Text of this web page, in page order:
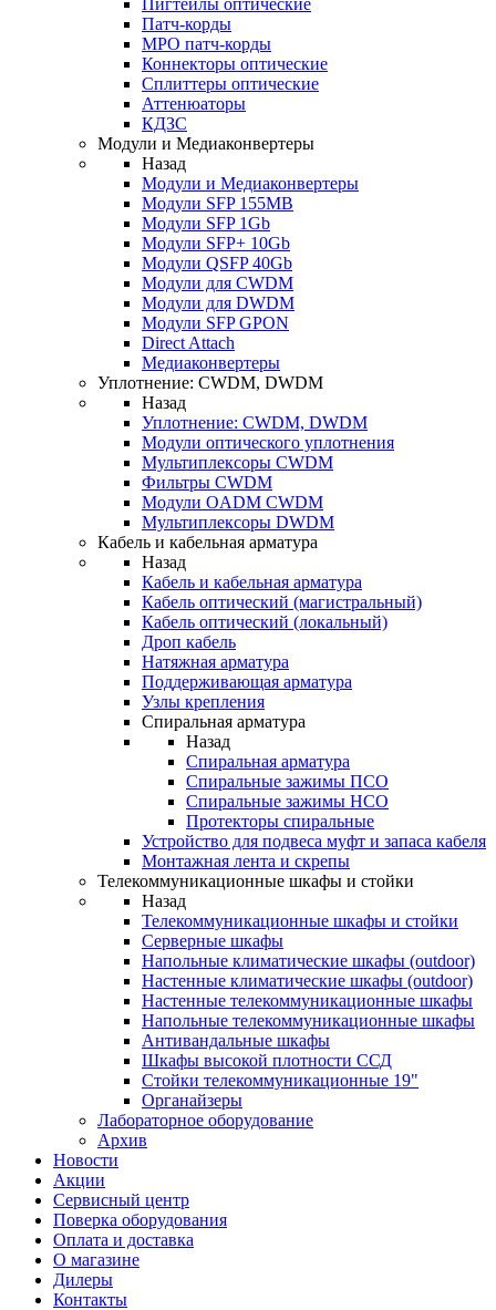
Пигтейлы оптические
Патч-корды
MPO патч-корды
Коннекторы оптические
Сплиттеры оптические
Аттенюаторы
КДЗС
Модули и Медиаконвертеры
Назад
Модули и Медиаконвертеры
Модули SFP 155MB
Модули SFP 1Gb
Модули SFP+ 10Gb
Модули QSFP 40Gb
Модули для CWDM
Модули для DWDM
Модули SFP GPON
Direct Attach
Медиаконвертеры
Уплотнение: CWDM, DWDM
Назад
Уплотнение: CWDM, DWDM
Модули оптического уплотнения
Мультиплексоры CWDM
Фильтры CWDM
Модули OADM CWDM
Мультиплексоры DWDM
Кабель и кабельная арматура
Назад
Кабель и кабельная арматура
Кабель оптический (магистральный)
Кабель оптический (локальный)
Дроп кабель
Натяжная арматура
Поддерживающая арматура
Узлы крепления
Спиральная арматура
Назад
Спиральная арматура
Спиральные зажимы ПСО
Спиральные зажимы НСО
Протекторы спиральные
Устройство для подвеса муфт и запаса кабеля
Монтажная лента и скрепы
Телекоммуникационные шкафы и стойки
Назад
Телекоммуникационные шкафы и стойки
Серверные шкафы
Напольные климатические шкафы (outdoor)
Настенные климатические шкафы (outdoor)
Настенные телекоммуникационные шкафы
Напольные телекоммуникационные шкафы
Антивандальные шкафы
Шкафы высокой плотности ССД
Стойки телекоммуникационные 19"
Органайзеры
Лабораторное оборудование
Архив
Новости
Акции
Сервисный центр
Поверка оборудования
Оплата и доставка
О магазине
Дилеры
Контакты